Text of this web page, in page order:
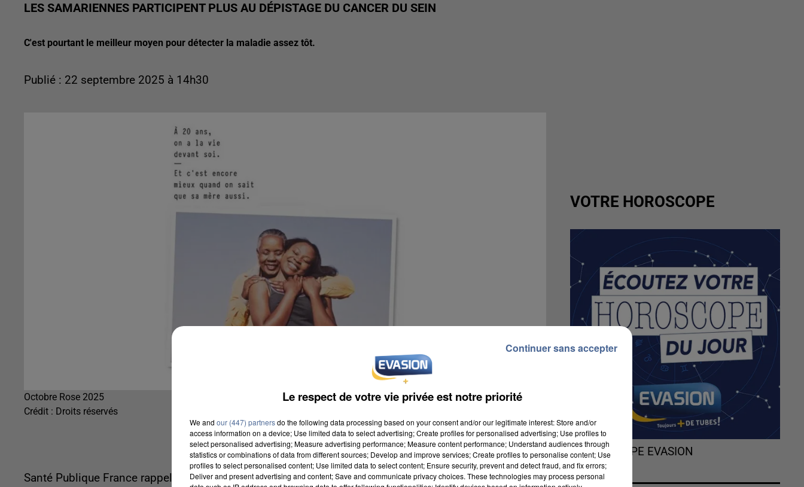
LES SAMARIENNES PARTICIPENT PLUS AU DÉPISTAGE DU CANCER DU SEIN
C'est pourtant le meilleur moyen pour détecter la maladie assez tôt.
Publié : 22 septembre 2025 à 14h30
Octobre Rose 2025
Crédit : Droits réservés
Santé Publique France rappelle que le programme de dépistage du cancer du sein invite les femmes
VOTRE HOROSCOPE
L'HOROSCOPE EVASION
Le respect de votre vie privée est notre priorité
We and our (447) partnersdo the following data processing based on your consent and/or our legitimate interest: Store and/or
access information on a device; Use limited data to select advertising; Create profiles for personalised advertising; Use profiles to
select personalised advertising; Measure advertising performance; Measure content performance; Understand audiences through
statistics or combinations of data from different sources; Develop and improve services; Create profiles to personalise content; Use
profiles to select personalised content; Use limited data to select content; Ensure security, prevent and detect fraud, and fix errors;
Deliver and present advertising and content; Save and communicate privacy choices. These technologies may process personal
Continuer sans accepter